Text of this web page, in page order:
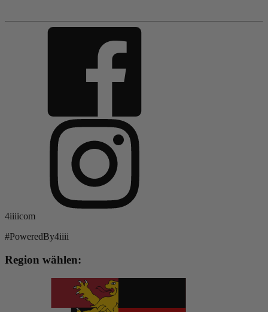
4iiiicom
#PoweredBy4iiii
Region wählen: